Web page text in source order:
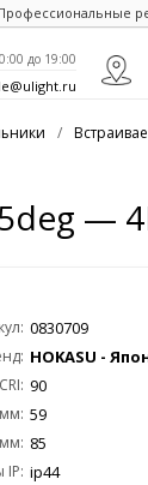
до 19:00
/
—
0830709
HOKASU -
CRI: 90
59
85
IP: ip44